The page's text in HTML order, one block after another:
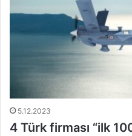
5.12.2023
4 Türk firması “ilk